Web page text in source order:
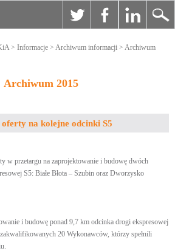
> Informacje > Archiwum informacji > Archiwum
Archiwum 2015
na kolejne odcinki S5
w przetargu na zaprojektowanie i budowę dwóch
S5: Białe Błota – Szubin oraz Dworzysko
i budowę ponad 9,7 km odcinka drogi ekspresowej
zakwalifikowanych 20 Wykonawców, którzy spełnili